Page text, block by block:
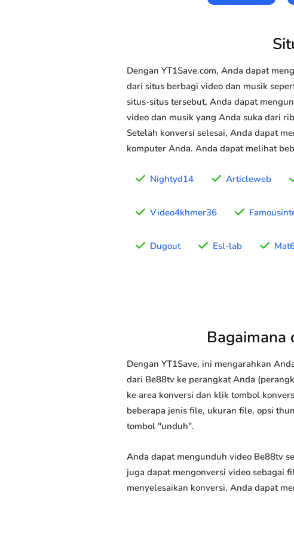
Dengan YT1Save.com, Anda dapat
dari situs berbagi video dan musik
situs-situs tersebut, Anda dapat
video dan musik yang Anda suka dari
Setelah konversi selesai, Anda dapat
komputer Anda. Anda dapat melihat
Nightyd14 Articleweb
Video4khmer36
Dugout Esl-lab
Bagaimana
Dengan YT1Save, ini mengarahkan
dari Be88tv ke perangkat Anda
ke area konversi dan klik tombol
beberapa jenis file, ukuran file, opsi
tombol "unduh".
Anda dapat mengunduh video Be88tv
juga dapat mengonversi video sebagai
menyelesaikan konversi, Anda dapat